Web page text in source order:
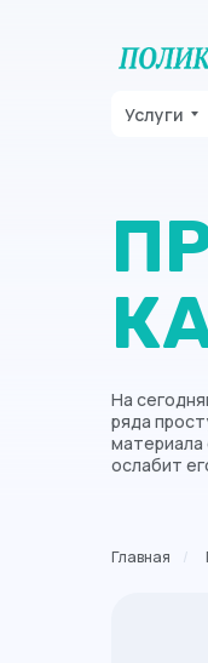
Услуги
На
ряда
материала
ослабит
Главная /